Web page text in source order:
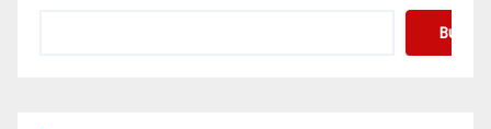
Buscar